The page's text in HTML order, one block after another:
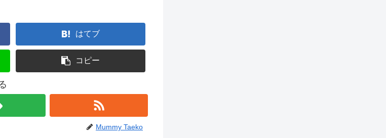
はてブ
コピー
Mummy Taeko